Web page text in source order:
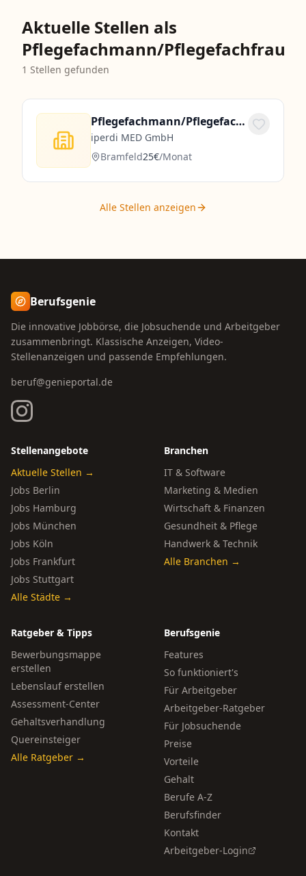
Aktuelle Stellen als
Pflegefachmann/Pflegefachfrau
1 Stellen gefunden
Pflegefachmann/Pflegefachfrau in der Altenpflege (m/w/d)
iperdi MED GmbH
Bramfeld25€/Monat
Alle Stellen anzeigen
Berufsgenie
Die innovative Jobbörse, die Jobsuchende und Arbeitgeber
zusammenbringt. Klassische Anzeigen, Video-
Stellenanzeigen und passende Empfehlungen.
beruf@genieportal.de
Stellenangebote
Aktuelle Stellen →
Jobs Berlin
Jobs Hamburg
Jobs München
Jobs Köln
Jobs Frankfurt
Jobs Stuttgart
Alle Städte →
Branchen
IT & Software
Marketing & Medien
Wirtschaft & Finanzen
Gesundheit & Pflege
Handwerk & Technik
Alle Branchen →
Ratgeber & Tipps
Bewerbungsmappe
erstellen
Lebenslauf erstellen
Assessment-Center
Gehaltsverhandlung
Quereinsteiger
Alle Ratgeber →
Berufsgenie
Features
So funktioniert's
Für Arbeitgeber
Arbeitgeber-Ratgeber
Für Jobsuchende
Preise
Vorteile
Gehalt
Berufe A-Z
Berufsfinder
Kontakt
Arbeitgeber-Login